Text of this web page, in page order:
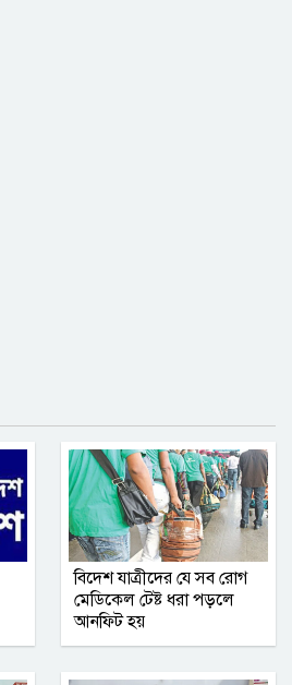
বিদেশ যাত্রীদের যে সব রোগ
মেডিকেল টেষ্ট ধরা পড়লে
আনফিট হয়